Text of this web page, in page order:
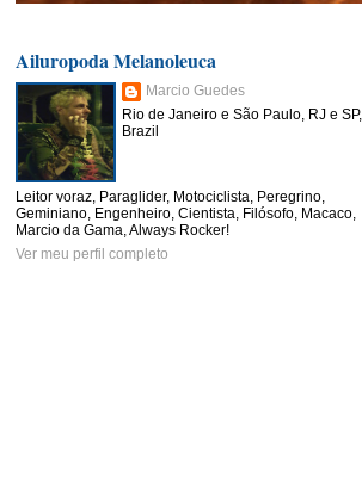
Ailuropoda Melanoleuca
Marcio Guedes
Rio de Janeiro e São Paulo, RJ e SP,
Brazil
Leitor voraz, Paraglider, Motociclista, Peregrino,
Geminiano, Engenheiro, Cientista, Filósofo, Macaco,
Marcio da Gama, Always Rocker!
Ver meu perfil completo